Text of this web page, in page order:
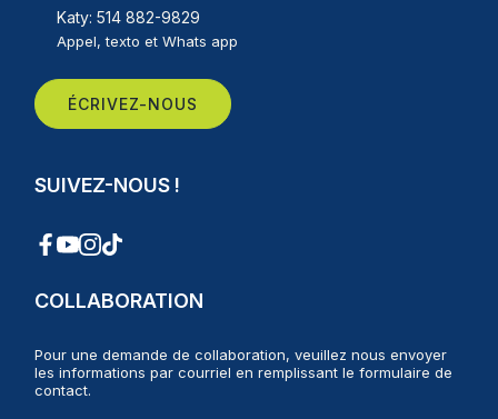
Katy: 514 882-9829
Appel, texto et Whats app
ÉCRIVEZ-NOUS
SUIVEZ-NOUS !
COLLABORATION
Pour une demande de collaboration, veuillez nous envoyer
les informations par courriel en remplissant le formulaire de
contact.